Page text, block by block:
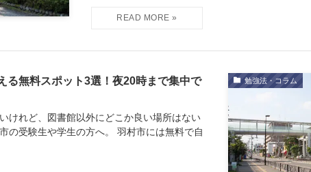
勉強法・コラム
る無料スポット3選！夜20時まで集中で
けれど、図書館以外にどこか良い場所はない
の受験生や学生の方へ。 羽村市には無料で自